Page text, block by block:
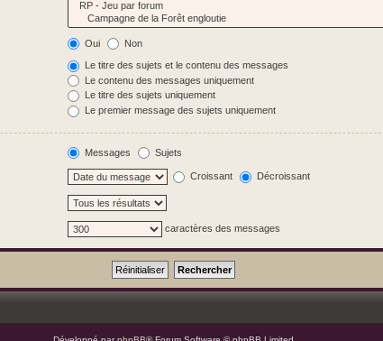
Oui Non
Le titre des sujets et le contenu des messages
Le contenu des messages uniquement
Le titre des sujets uniquement
Le premier message des sujets uniquement
Messages Sujets
Croissant Décroissant
caractères des messages